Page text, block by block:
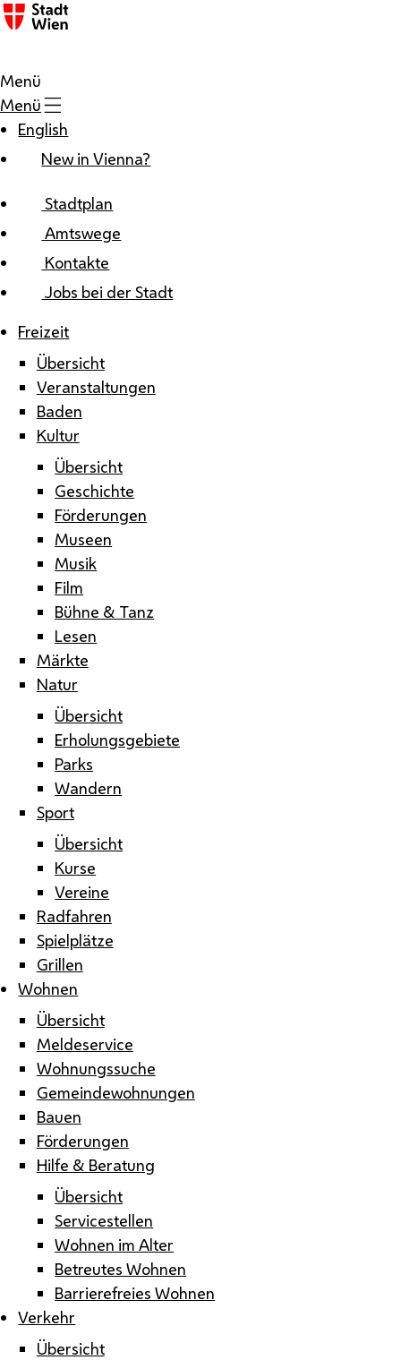
Zum Inhalt
Menü
Menü
English
New in Vienna?
Stadtplan
Amtswege
Kontakte
Jobs bei der Stadt
Freizeit
Übersicht
Veranstaltungen
Baden
Kultur
Übersicht
Geschichte
Förderungen
Museen
Musik
Film
Bühne & Tanz
Lesen
Märkte
Natur
Übersicht
Erholungsgebiete
Parks
Wandern
Sport
Übersicht
Kurse
Vereine
Radfahren
Spielplätze
Grillen
Wohnen
Übersicht
Meldeservice
Wohnungssuche
Gemeindewohnungen
Bauen
Förderungen
Hilfe & Beratung
Übersicht
Servicestellen
Wohnen im Alter
Betreutes Wohnen
Barrierefreies Wohnen
Verkehr
Übersicht